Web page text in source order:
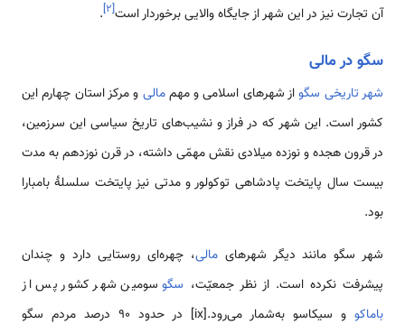
آن تجارت نیز در این شهر از جایگاه والایی برخوردار است[۲]
.
سگو در مالی
شهر تاریخی سگواز شهرهای اسلامی ‌و مهممالی و مرکز استان چهارم این
کشور است. این شهر که در فراز و نشیب‌های تاریخ سیاسی این سرزمین،
در قرون هجده و نوزده میلادی نقش مهمّی‌ داشته، در قرن نوزدهم به مدت
بیست سال پایتخت پادشاهی توکولور و مدتی نیز پایتخت سلسلۀ بامبارا
بود.
شهر سگو مانند دیگر شهرهای مالی، چهره‌ای روستایی دارد و چندان
پیشرفت نکرده است. از نظر جمعیّت، سگوسومین شهر کشور پس از
باماکو
و سیکاسو به‌شمار می‌رود.[ix] در حدود 90 درصد مردم سگو